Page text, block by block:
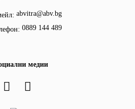
abvitra@abv.bg
0889 144 489
медии